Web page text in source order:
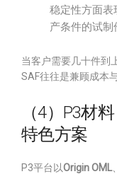
稳定性方面表
产条件的试制
当客户需要几十件到
SAF往往是兼顾成本
（4）P3材
特色方案
P3平台以Origin OML、